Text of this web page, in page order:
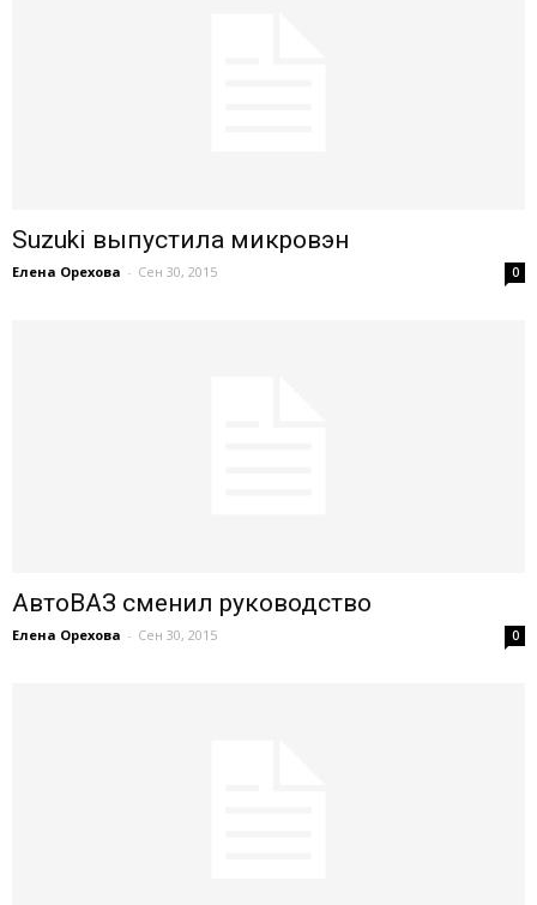
Suzuki выпустила микровэн
Елена Орехова - Сен 30, 2015 0
АвтоВАЗ сменил руководство
Елена Орехова - Сен 30, 2015 0